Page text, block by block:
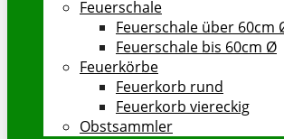
Feuerschale
Feuerschale über 60cm
Feuerschale bis 60cm Ø
Feuerkörbe
Feuerkorb rund
Feuerkorb viereckig
Obstsammler